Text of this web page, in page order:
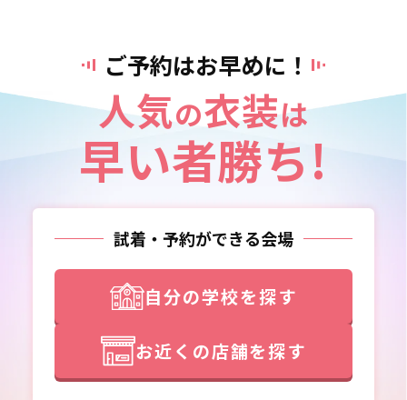
ご予約はお早めに！
人気の衣装は
早い者勝ち!
試着・予約ができる会場
自分の学校を探す
お近くの店舗を探す